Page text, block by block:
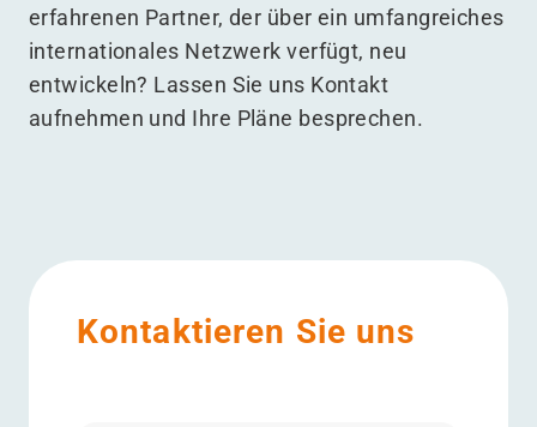
erfahrenen Partner, der über ein umfangreiches
internationales Netzwerk verfügt, neu
entwickeln? Lassen Sie uns Kontakt
aufnehmen und Ihre Pläne besprechen.
Kontaktieren Sie uns